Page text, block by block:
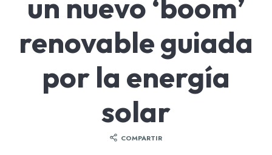
un nuevo ‘boom’
renovable guiada
por la energía
solar
COMPARTIR